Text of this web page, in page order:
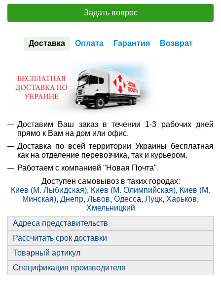
Задать вопрос
Доставка Оплата Гарантия Возврат
Доставим Ваш заказ в течении 1-3 рабочих дней
прямо к Вам на дом или офис.
Доставка по всей территории Украины бесплатная
как на отделение перевозчика, так и курьером.
Работаем с компанией "Новая Почта".
Доступен самовывоз в таких городах:
Киев (М. Лыбидская), Киев (М. Олимпийская), Киев (М.
Минская), Днепр, Львов, Одесса, Луцк, Харьков,
Хмельницкий
Адреса представительств
Рассчитать срок доставки
Товарный артикул
Спецификация производителя